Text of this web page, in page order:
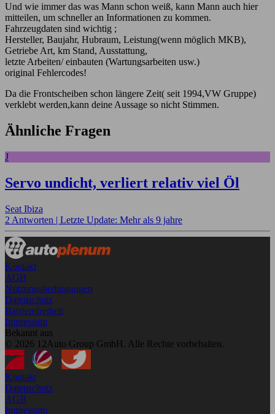
Und wie immer das was Mann schon weiß, kann Mann auch hier
mitteilen, um schneller an Informationen zu kommen.
Fahrzeugdaten sind wichtig ;
Hersteller, Baujahr, Hubraum, Leistung(wenn möglich MKB),
Getriebe Art, km Stand, Ausstattung,
letzte Arbeiten/ einbauten (Wartungsarbeiten usw.)
original Fehlercodes!
Da die Frontscheiben schon längere Zeit( seit 1994,VW Gruppe)
verklebt werden,kann deine Aussage so nicht Stimmen.
Ähnliche Fragen
J
Servo undicht, verliert relativ viel Öl
Seat Ibiza
2 Antworten | Letzte Update: Mehr als 9 jahre
Kontakt
AGB
Nutzungsbedingungen
Datenschutz
Barrierefreiheit
Impressum
Bekannt aus
© 2026 12Auto Group GmbH. Alle Rechte vorbehalten.
Kontakt
Datenschutz
AGB
Impressum